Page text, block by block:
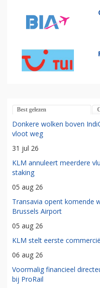
Best gelezen
Donkere wolken boven
vloot weg
31 jul 26
KLM annuleert meerdere
staking
05 aug 26
Transavia opent komende
Brussels Airport
05 aug 26
KLM stelt eerste
06 aug 26
Voormalig financieel
bij ProRail